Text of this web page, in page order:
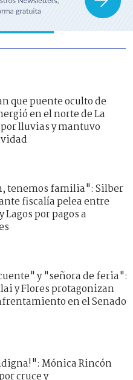
que puente oculto de
en el norte de La
lluvias y mantuvo
tenemos familia": Silber
fiscalía pelea entre
Lagos por pagos a
y "señora de feria":
y Flores protagonizan
en el Senado
Mónica Rincón
cruce y